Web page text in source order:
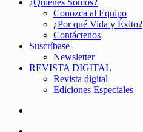
¿Quiénes Somos?
Conozca al Equipo
¿Por qué Vida y Éxito?
Contáctenos
Suscríbase
Newsletter
REVISTA DIGITAL
Revista digital
Ediciones Especiales